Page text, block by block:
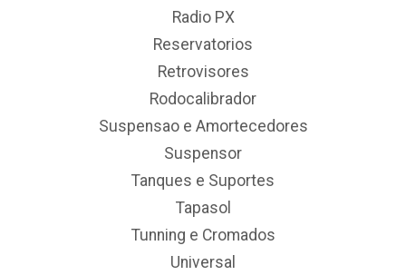
Radio PX
Reservatorios
Retrovisores
Rodocalibrador
Suspensao e Amortecedores
Suspensor
Tanques e Suportes
Tapasol
Tunning e Cromados
Universal